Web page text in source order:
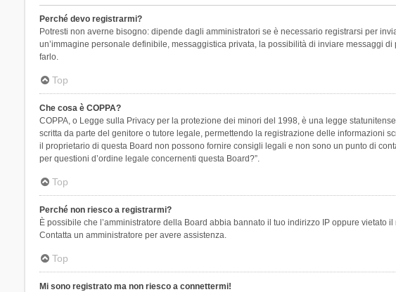
Perché devo registrarmi?
Potresti non averne bisogno: dipende dagli amministratori se è necessario registrarsi per
un’immagine personale definibile, messaggistica privata, la possibilità di inviare messaggi
farlo.
Top
Che cosa è COPPA?
COPPA, o Legge sulla Privacy per la protezione dei minori del 1998, è una legge
scritta da parte del genitore o tutore legale, permettendo la registrazione delle informazioni
il proprietario di questa Board non possono fornire consigli legali e non sono un punto di
per questioni d’ordine legale concernenti questa Board?”.
Top
Perché non riesco a registrarmi?
È possibile che l’amministratore della Board abbia bannato il tuo indirizzo IP oppure
Contatta un amministratore per avere assistenza.
Top
Mi sono registrato ma non riesco a connettermi!